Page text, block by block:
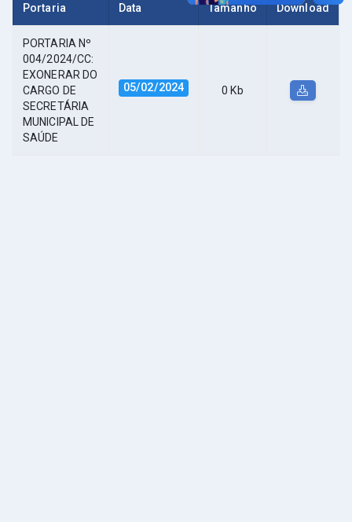
Portaria
Data Tamanho Download
PORTARIA Nº
004/2024/CC:
EXONERAR DO
CARGO DE
SECRETÁRIA
MUNICIPAL DE
SAÚDE
05/02/2024 0 Kb